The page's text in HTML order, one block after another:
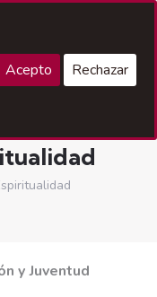
y Juventud
Acepto Rechazar